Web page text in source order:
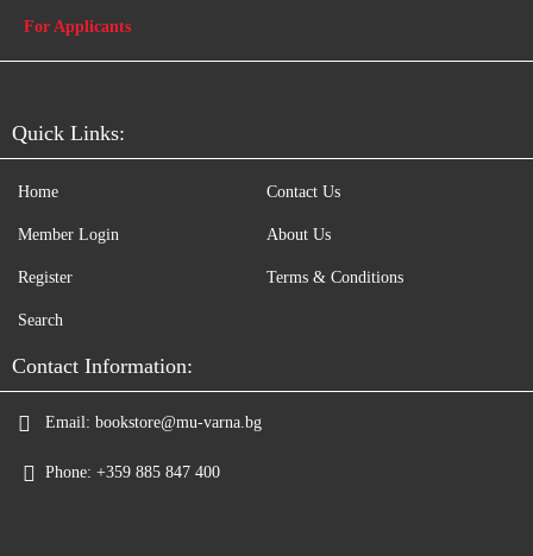
For Applicants
Quick Links:
Home
Member Login
Register
Search
Contact Us
About Us
Terms & Conditions
Contact Information:
Email: bookstore@mu-varna.bg
Phone: +359 885 847 400